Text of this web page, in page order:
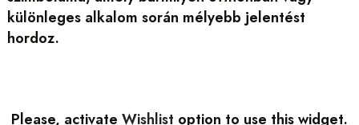
különleges alkalom során mélyebb jelentést
hordoz.
Please, activate Wishlist option to use this widget.